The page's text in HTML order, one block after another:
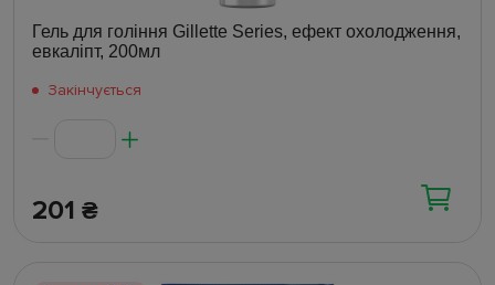
Гель для гоління Gillette Series, ефект охолодження,
евкаліпт, 200мл
Закінчується
201 ₴